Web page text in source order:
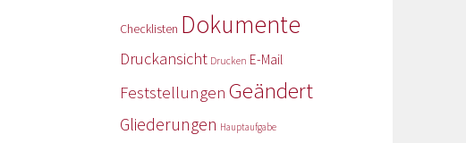
Checklisten Dokumente
Druckansicht Drucken E-Mail
Feststellungen Geändert
Gliederungen Hauptaufgabe